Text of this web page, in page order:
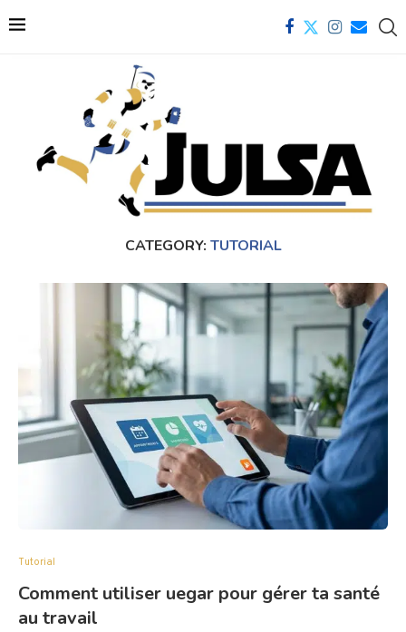
CATEGORY: TUTORIAL
Tutorial
Comment utiliser uegar pour gérer ta santé
au travail